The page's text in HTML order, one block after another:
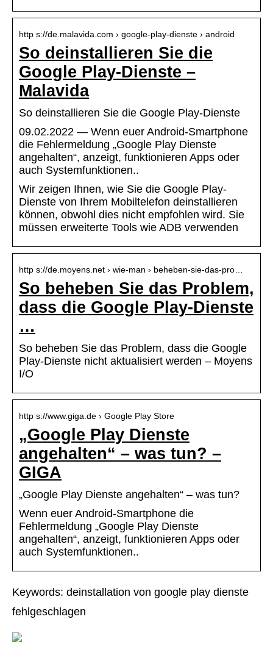
http s://de.malavida.com › google-play-dienste › android
So deinstallieren Sie die
Google Play-Dienste –
Malavida
So deinstallieren Sie die Google Play-Dienste
09.02.2022 — Wenn euer Android-Smartphone
die Fehlermeldung „Google Play Dienste
angehalten“, anzeigt, funktionieren Apps oder
auch Systemfunktionen..
Wir zeigen Ihnen, wie Sie die Google Play-
Dienste von Ihrem Mobiltelefon deinstallieren
können, obwohl dies nicht empfohlen wird. Sie
müssen erweiterte Tools wie ADB verwenden
http s://de.moyens.net › wie-man › beheben-sie-das-pro…
So beheben Sie das Problem,
dass die Google Play-Dienste
…
So beheben Sie das Problem, dass die Google
Play-Dienste nicht aktualisiert werden – Moyens
I/O
http s://www.giga.de › Google Play Store
„Google Play Dienste
angehalten“ – was tun? –
GIGA
„Google Play Dienste angehalten“ – was tun?
Wenn euer Android-Smartphone die
Fehlermeldung „Google Play Dienste
angehalten“, anzeigt, funktionieren Apps oder
auch Systemfunktionen..
Keywords: deinstallation von google play dienste
fehlgeschlagen